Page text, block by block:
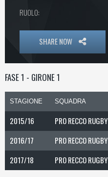
RUOLO:
SHARE NOW
FASE 1 - GIRONE 1
STAGIONE SQUADRA
2015/16 PRO RECCO RUGBY
2016/17 PRO RECCO RUGBY
2017/18 PRO RECCO RUGBY